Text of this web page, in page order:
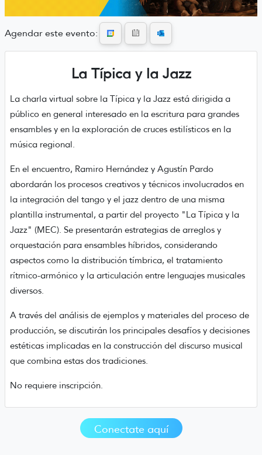
Agendar este evento:
La Típica y la Jazz
La charla virtual sobre la Típica y la Jazz está dirigida a
público en general interesado en la escritura para grandes
ensambles y en la exploración de cruces estilísticos en la
música regional.
En el encuentro, Ramiro Hernández y Agustín Pardo
abordarán los procesos creativos y técnicos involucrados en
la integración del tango y el jazz dentro de una misma
plantilla instrumental, a partir del proyecto "La Típica y la
Jazz" (MEC). Se presentarán estrategias de arreglos y
orquestación para ensambles híbridos, considerando
aspectos como la distribución tímbrica, el tratamiento
rítmico-armónico y la articulación entre lenguajes musicales
diversos.
A través del análisis de ejemplos y materiales del proceso de
producción, se discutirán los principales desafíos y decisiones
estéticas implicadas en la construcción del discurso musical
que combina estas dos tradiciones.
No requiere inscripción.
Conectate aquí